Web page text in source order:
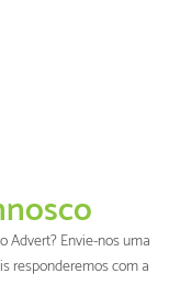
Advert? Envie-nos uma
responderemos com a